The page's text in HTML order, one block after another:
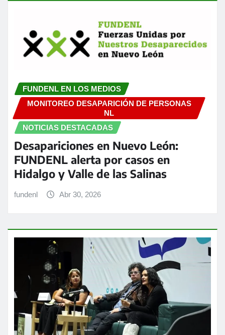
FUNDENL EN LOS MEDIOS
MONITOREO DESAPARICIÓN DE PERSONAS
NL
NOTICIAS DESTACADAS
Desapariciones en Nuevo León:
FUNDENL alerta por casos en
Hidalgo y Valle de las Salinas
fundenl Abr 30, 2026